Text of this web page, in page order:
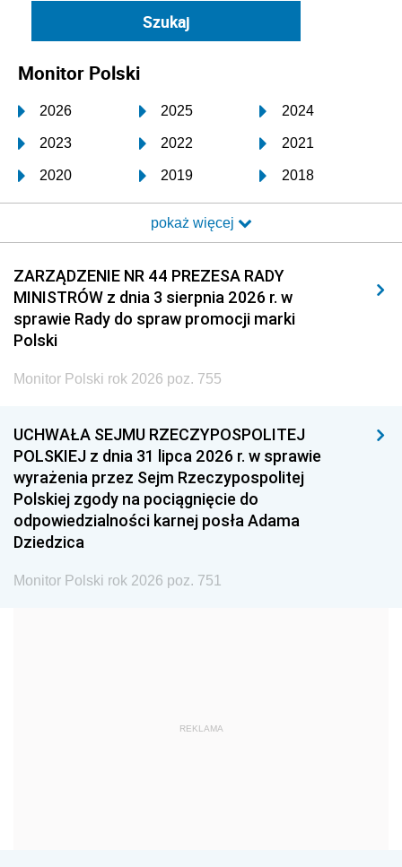
Monitor Polski
2026 2025 2024
2023 2022 2021
2020 2019 2018
2017 2016 2015
2014 2013 2012
2011 2010 2009
2008 2007 2006
2005
1996 1995 1994
1993 1992 1991
1990 1989
1987 1986 1985
1968
pokaż więcej
ZARZĄDZENIE NR 44 PREZESA RADY
MINISTRÓW z dnia 3 sierpnia 2026 r. w
sprawie Rady do spraw promocji marki
Polski
Monitor Polski rok 2026 poz. 755
UCHWAŁA SEJMU RZECZYPOSPOLITEJ
POLSKIEJ z dnia 31 lipca 2026 r. w sprawie
wyrażenia przez Sejm Rzeczypospolitej
Polskiej zgody na pociągnięcie do
odpowiedzialności karnej posła Adama
Dziedzica
Monitor Polski rok 2026 poz. 751
REKLAMA